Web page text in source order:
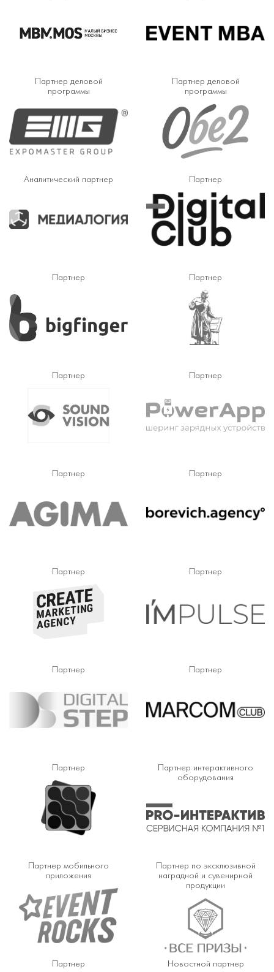
Партнер деловой
программы
Партнер деловой
программы
Аналитический партнер Партнер
Партнер Партнер
Партнер Партнер
Партнер Партнер
Партнер Партнер
Партнер Партнер
Партнер
Партнер интерактивного
оборудования
Партнер мобильного
приложения
Партнер по эксклюзивной
наградной и сувенирной
продукции
Партнер Новостной партнер